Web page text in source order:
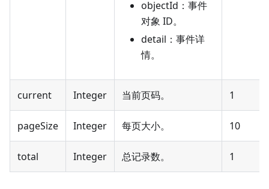
objectId：事件
对象 ID。
detail：事件详
情。
current Integer 当前页码。 1
pageSize Integer 每页大小。 10
total Integer 总记录数。 1